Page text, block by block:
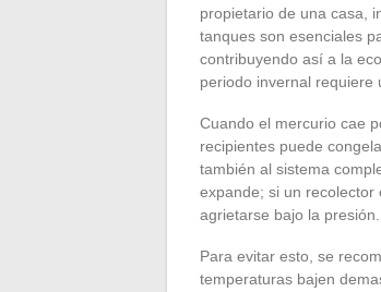
propietario de una casa,
tanques son esenciales
contribuyendo así a la
periodo invernal requiere
Cuando el mercurio cae
recipientes puede
también al sistema
expande; si un recolector
agrietarse bajo la presión.
Para evitar esto, se
temperaturas bajen